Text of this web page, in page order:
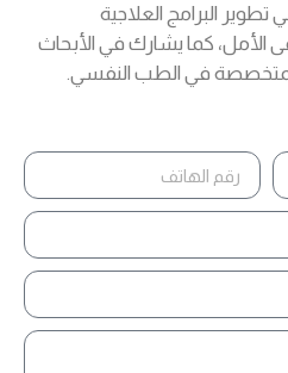
تطوير البرامج العلاجية
كما يشارك في الأبحاث
في الطب النفسي.